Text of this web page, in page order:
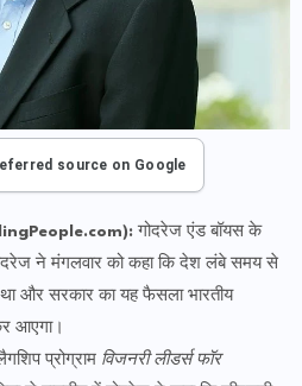
source on Google
गोदरेज एंड बॉयस के
ने मंगलवार को कहा कि देश लंबे समय से
और सरकार का यह फैसला भारतीय
आएगा।
प्रोग्राम विजनरी लीडर्स फॉर